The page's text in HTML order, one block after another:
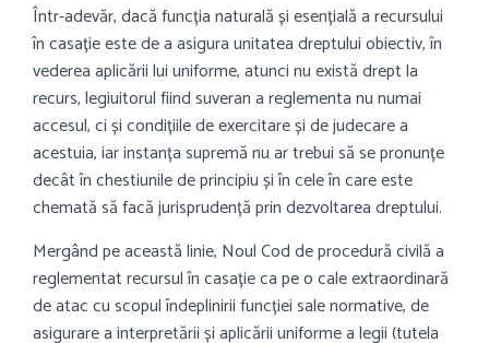
Într-adevăr, dacă funcția naturală și esențială a recursului
în casație este de a asigura unitatea dreptului obiectiv, în
vederea aplicării lui uniforme, atunci nu există drept la
recurs, legiuitorul fiind suveran a reglementa nu numai
accesul, ci și condițiile de exercitare și de judecare a
acestuia, iar instanța supremă nu ar trebui să se pronunțe
decât în chestiunile de principiu și în cele în care este
chemată să facă jurisprudență prin dezvoltarea dreptului.
Mergând pe această linie, Noul Cod de procedură civilă a
reglementat recursul în casație ca pe o cale extraordinară
de atac cu scopul îndeplinirii funcției sale normative, de
asigurare a interpretării și aplicării uniforme a legii (tutela